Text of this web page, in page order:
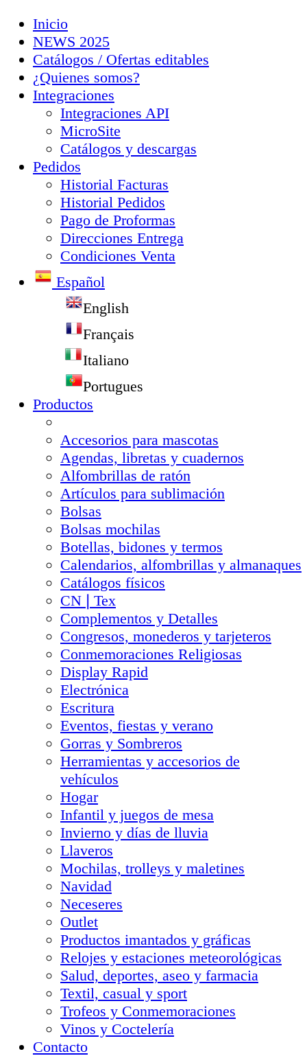
Inicio
NEWS 2025
Catálogos / Ofertas editables
¿Quienes somos?
Integraciones
Integraciones API
MicroSite
Catálogos y descargas
Pedidos
Historial Facturas
Historial Pedidos
Pago de Proformas
Direcciones Entrega
Condiciones Venta
Español
English
Français
Italiano
Portugues
Productos
Accesorios para mascotas
Agendas, libretas y cuadernos
Alfombrillas de ratón
Artículos para sublimación
Bolsas
Bolsas mochilas
Botellas, bidones y termos
Calendarios, alfombrillas y almanaques
Catálogos físicos
CN❘Tex
Complementos y Detalles
Congresos, monederos y tarjeteros
Conmemoraciones Religiosas
Display Rapid
Electrónica
Escritura
Eventos, fiestas y verano
Gorras y Sombreros
Herramientas y accesorios de
vehículos
Hogar
Infantil y juegos de mesa
Invierno y días de lluvia
Llaveros
Mochilas, trolleys y maletines
Navidad
Neceseres
Outlet
Productos imantados y gráficas
Relojes y estaciones meteorológicas
Salud, deportes, aseo y farmacia
Textil, casual y sport
Trofeos y Conmemoraciones
Vinos y Coctelería
Contacto